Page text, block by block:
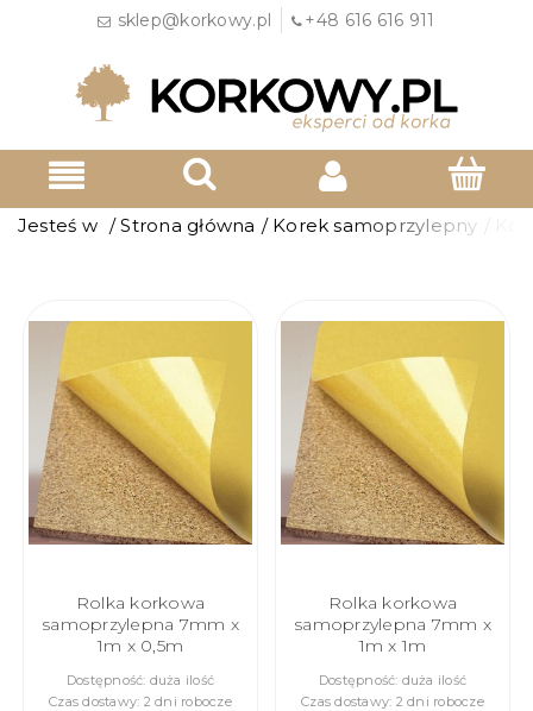
sklep@korkowy.pl +48 616 616 911
Jesteś w / Strona główna / Korek samoprzylepny
Rolka korkowa
samoprzylepna 7mm x
1m x 0,5m
Dostępność: duża ilość
Czas dostawy: 2 dni robocze
Rolka korkowa
samoprzylepna 7mm x
1m x 1m
Dostępność: duża ilość
Czas dostawy: 2 dni robocze